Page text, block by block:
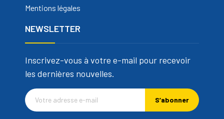
Mentions légales
NEWSLETTER
Inscrivez-vous à votre e-mail pour recevoir
les dernières nouvelles.
S’abonner